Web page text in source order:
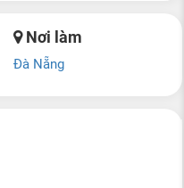
Nơi làm
Đà Nẵng